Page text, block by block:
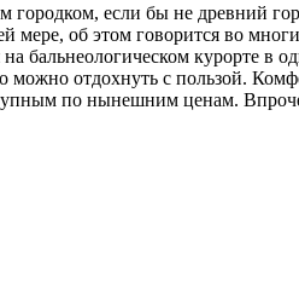
если бы не древний
об этом говорится во
бальнеологическом курорте в
отдохнуть с пользой.
по нынешним ценам.